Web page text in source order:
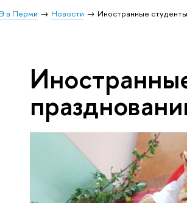
в Перми Новости Иностранные